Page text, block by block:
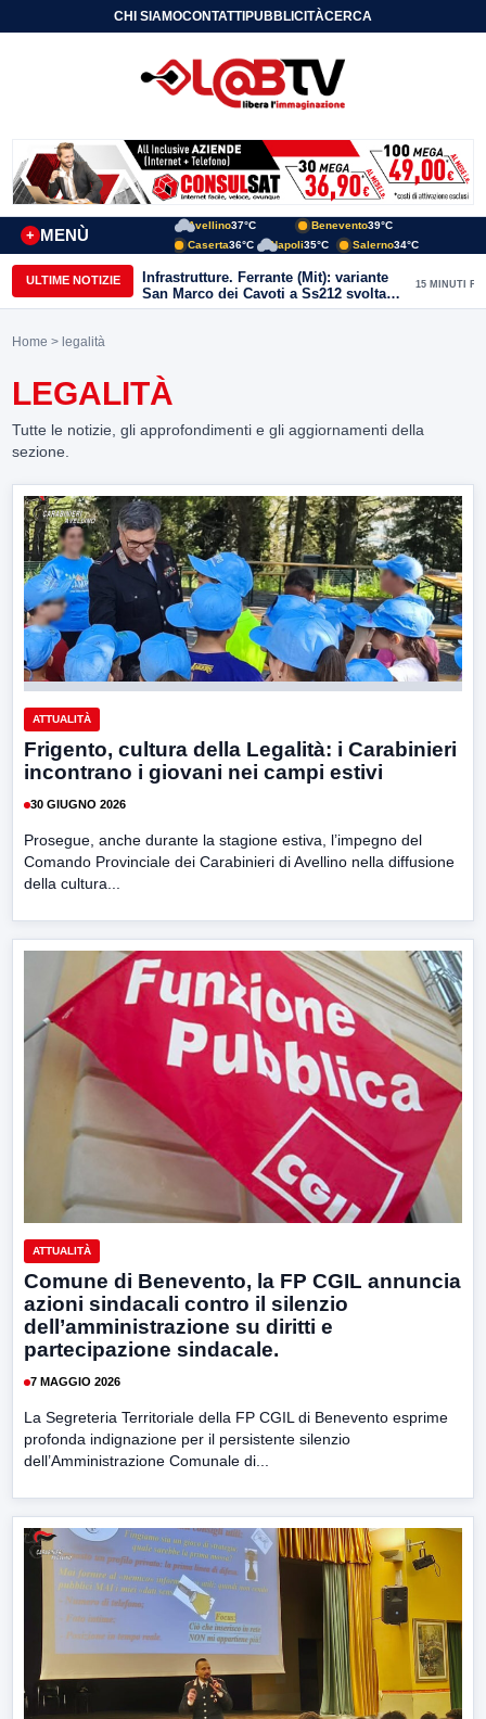
CHI SIAMOCONTATTIPUBBLICITÀCERCA
MENÙ
+
Avellino37°C Benevento39°C
Caserta36°C Napoli35°C Salerno34°C
ULTIME NOTIZIE
Infrastrutture. Ferrante (Mit): variante
San Marco dei Cavoti a Ss212 svolta
per il Sannio. Avanti con rilancio aree
15 MINUTI FA
Home > legalità
LEGALITÀ
Tutte le notizie, gli approfondimenti e gli aggiornamenti della
sezione.
ATTUALITÀ
Frigento, cultura della Legalità: i Carabinieri
incontrano i giovani nei campi estivi
30 GIUGNO 2026
Prosegue, anche durante la stagione estiva, l’impegno del
Comando Provinciale dei Carabinieri di Avellino nella diffusione
della cultura...
ATTUALITÀ
Comune di Benevento, la FP CGIL annuncia
azioni sindacali contro il silenzio
dell’amministrazione su diritti e
partecipazione sindacale.
7 MAGGIO 2026
La Segreteria Territoriale della FP CGIL di Benevento esprime
profonda indignazione per il persistente silenzio
dell’Amministrazione Comunale di...